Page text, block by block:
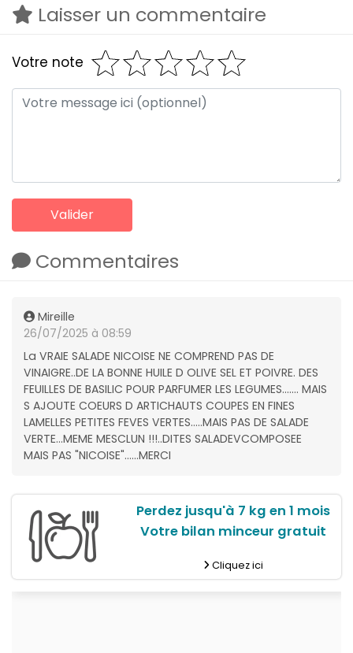
Laisser un commentaire
Votre note
Commentaires
Mireille
26/07/2025 à 08:59
La VRAIE SALADE NICOISE NE COMPREND PAS DE
VINAIGRE..DE LA BONNE HUILE D OLIVE SEL ET POIVRE. DES
FEUILLES DE BASILIC POUR PARFUMER LES LEGUMES....... MAIS
S AJOUTE COEURS D ARTICHAUTS COUPES EN FINES
LAMELLES PETITES FEVES VERTES.....MAIS PAS DE SALADE
VERTE...MEME MESCLUN !!!..DITES SALADEVCOMPOSEE
MAIS PAS "NICOISE"......MERCI
Perdez jusqu'à 7 kg en 1 mois
Votre bilan minceur gratuit
Cliquez ici